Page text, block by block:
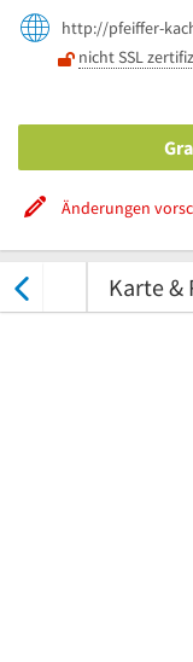
http://pfeiffer-
nicht SSL
Änderungen
Karte &